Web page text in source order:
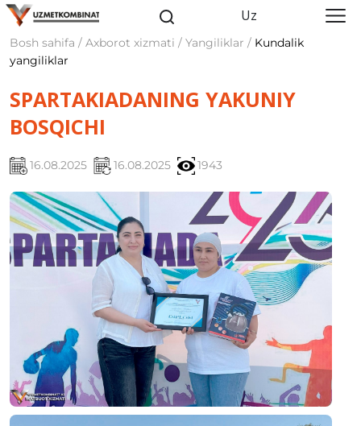
Uz
Bosh sahifa / Axborot xizmati / Yangiliklar / Kundalik
yangiliklar
SPARTAKIADANING YAKUNIY
BOSQICHI
16.08.2025 16.08.2025 1943